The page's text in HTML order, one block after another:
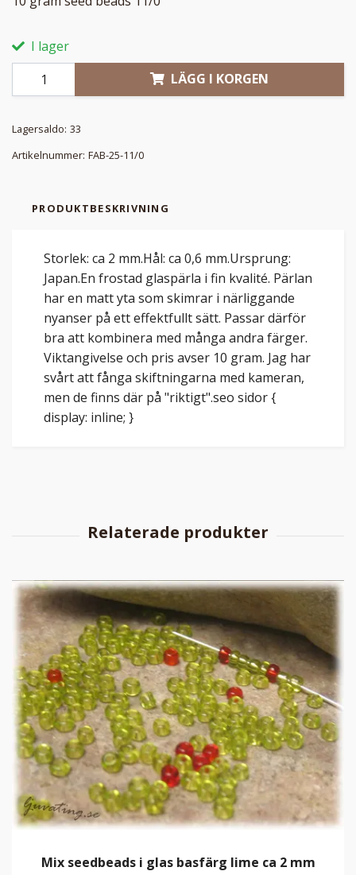
I lager
LÄGG I KORGEN
Lagersaldo: 33
Artikelnummer: FAB-25-11/0
PRODUKTBESKRIVNING
Storlek: ca 2 mm.Hål: ca 0,6 mm.Ursprung:
Japan.En frostad glaspärla i fin kvalité. Pärlan
har en matt yta som skimrar i närliggande
nyanser på ett effektfullt sätt. Passar därför
bra att kombinera med många andra färger.
Viktangivelse och pris avser 10 gram. Jag har
svårt att fånga skiftningarna med kameran,
men de finns där på "riktigt".seo sidor {
display: inline; }
Mix seedbeads i glas basfärg lime ca 2 mm